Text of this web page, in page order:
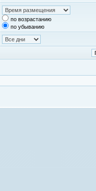
по возрастанию
по убыванию